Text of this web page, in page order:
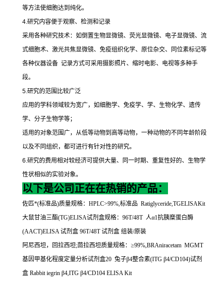
等方法使细胞达到纯化。
4.研究内容便于观察、检测和记录
采用各种研究技术：如倒置生物显微镜、荧光显微镜、电子显微镜、流
式细胞术、激光共焦显微镜、免疫组织化学、原位杂交、同位素标记等
各种仪器设备 记录方式可采用摄影照片、缩时电影、电视等多种手
段。
5.研究的范围比较广泛
应用的学科领域较为宽广，如细胞学、免疫学、学、生物化学、遗传
学、分子生物学等；
适用的对象范围广，从低等动物到高等动物，一种动物的不同年龄阶段
以及不同组织，都可进行有针对性的研究。
6.研究的费用相对较经济可提供大量、同一时期、重复性好的、生物学
性状相似的实验对象。
以下是公司正在在热销的产品：
佐匹*(标准品)质量规格： HPLC>99%,标准品 Ratiglyceride,TGELISAKit
大鼠甘油三酯(TG)ELISA试剂盒规格： 96T/48T 人α1抗胰糜蛋白酶
(AACT)ELISA试剂盒 96T/48T试剂盒 组装/原装
阿尼西坦，回拉西坦;茴拉西坦质量规格：≥99%,BRAniracetam MGMT
基因甲基化程度定量分析试剂盒20 兔子β4整合素(ITG β4/CD104)试剂
盒 Rabbit iegrin β4,ITG β4/CD104 ELISA Kit